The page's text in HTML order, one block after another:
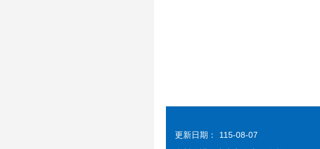
更新日期：
115-08-07